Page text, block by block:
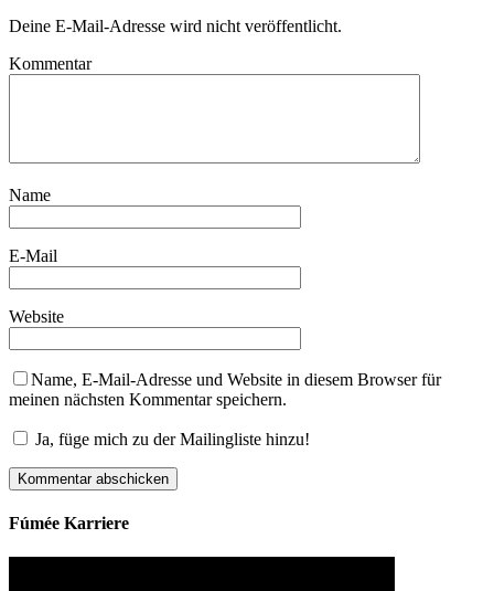
Deine E-Mail-Adresse wird nicht veröffentlicht.
Kommentar
Name
E-Mail
Website
Name, E-Mail-Adresse und Website in diesem Browser für
meinen nächsten Kommentar speichern.
Ja, füge mich zu der Mailingliste hinzu!
Fúmée Karriere